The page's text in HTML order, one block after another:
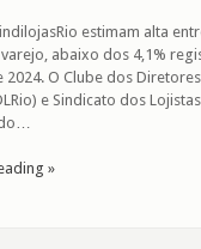
estimam alta
abaixo dos 4,1%
O Clube dos
e Sindicato dos
»